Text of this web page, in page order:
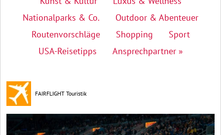
Nationalparks & Co.
Outdoor & Abenteuer
Routenvorschläge
Shopping
Sport
USA-Reisetipps
Ansprechpartner »
FAIRFLIGHT Touristik